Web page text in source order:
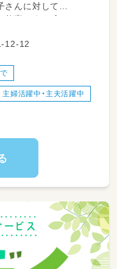
さんに対して
仕事です☆彡
6～18歳
12-12
主婦活躍中・主夫活躍中